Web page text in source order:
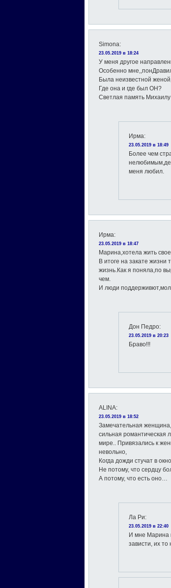
Simona:
23.05.2019 в 18:24
У меня другое
Особенно
Была неизвестной
Где она и где был ОН?
Светлая память Михаилу
Ирма:
23.05.2019 в 18:49
Более чем
меня любил.
Ирма:
23.05.2019 в 18:47
Марина,хотела жить
В итоге на закате
жизнь.Как я поняла,по
чем.
И люди
Дон Педро:
23.05.2019 в 20:23
Браво!!!
ALINA:
23.05.2019 в 18:52
Замечательная женщина,
сильная романтическая
мире.. Привязались к
невольно,
Когда дожди стучат в
Не потому, что сердцу
А потому, что есть оно…
Ла Ри:
23.05.2019 в 22:40
И мне Марина
зависти, их